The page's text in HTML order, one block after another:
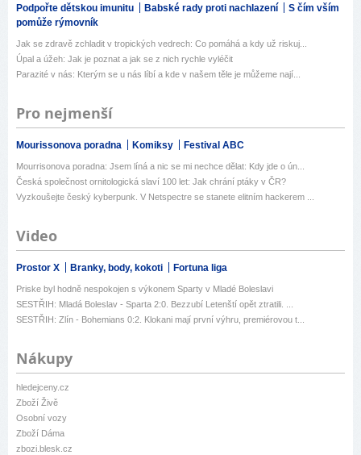
Podpořte dětskou imunitu Babské rady proti nachlazení
S čím vším
pomůže rýmovník
Jak se zdravě zchladit v tropických vedrech: Co pomáhá a kdy už riskuj...
Úpal a úžeh: Jak je poznat a jak se z nich rychle vyléčit
Parazité v nás: Kterým se u nás líbí a kde v našem těle je můžeme nají...
Pro nejmenší
Mourissonova poradna Komiksy Festival ABC
Mourrisonova poradna: Jsem líná a nic se mi nechce dělat: Kdy jde o ún...
Česká společnost ornitologická slaví 100 let: Jak chrání ptáky v ČR?
Vyzkoušejte český kyberpunk. V Netspectre se stanete elitním hackerem ...
Video
Prostor X Branky, body, kokoti Fortuna liga
Priske byl hodně nespokojen s výkonem Sparty v Mladé Boleslavi
SESTŘIH: Mladá Boleslav - Sparta 2:0. Bezzubí Letenští opět ztratili. ...
SESTŘIH: Zlín - Bohemians 0:2. Klokani mají první výhru, premiérovou t...
Nákupy
hledejceny.cz
Zboží Živě
Osobní vozy
Zboží Dáma
zbozi.blesk.cz